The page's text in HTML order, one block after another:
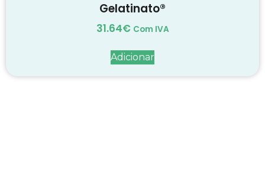
Gelatinato®
31.64€ Com IVA
Adicionar